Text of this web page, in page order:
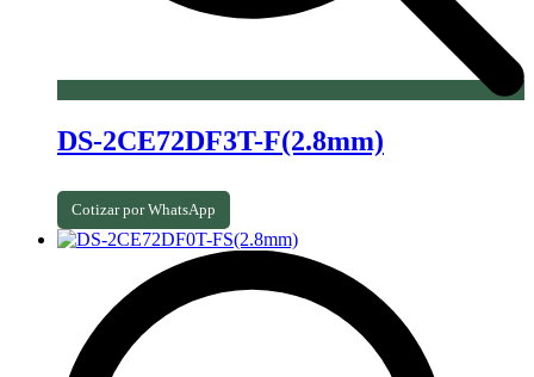
DS-2CE72DF3T-F(2.8mm)
Cotizar por WhatsApp